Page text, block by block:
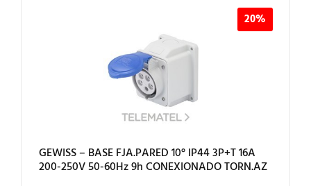
20%
GEWISS – BASE FJA.PARED 10° IP44 3P+T 16A
200-250V 50-60Hz 9h CONEXIONADO TORN.AZ